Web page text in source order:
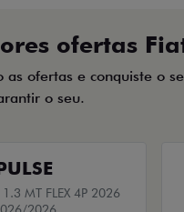
ofertas
as ofertas e conquiste o
o seu.
1.3 MT FLEX 4P 2026